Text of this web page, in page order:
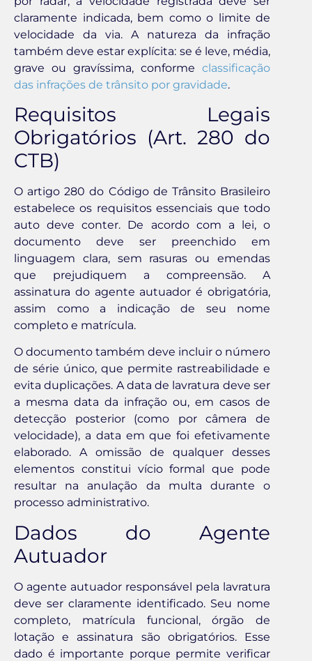
claramente indicada, bem como o limite de
velocidade da via. A natureza da infração
também deve estar explícita: se é leve, média,
grave ou gravíssima, conforme classificação
das infrações de trânsito por gravidade.
Requisitos Legais
Obrigatórios (Art. 280 do
CTB)
O artigo 280 do Código de Trânsito Brasileiro
estabelece os requisitos essenciais que todo
auto deve conter. De acordo com a lei, o
documento deve ser preenchido em
linguagem clara, sem rasuras ou emendas
que prejudiquem a compreensão. A
assinatura do agente autuador é obrigatória,
assim como a indicação de seu nome
completo e matrícula.
O documento também deve incluir o número
de série único, que permite rastreabilidade e
evita duplicações. A data de lavratura deve ser
a mesma data da infração ou, em casos de
detecção posterior (como por câmera de
velocidade), a data em que foi efetivamente
elaborado. A omissão de qualquer desses
elementos constitui vício formal que pode
resultar na anulação da multa durante o
processo administrativo.
Dados do Agente
Autuador
O agente autuador responsável pela lavratura
deve ser claramente identificado. Seu nome
completo, matrícula funcional, órgão de
lotação e assinatura são obrigatórios. Esse
dado é importante porque permite verificar